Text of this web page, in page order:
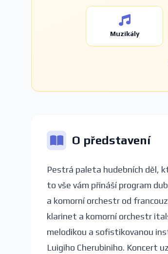
Muzikály
O představení
Pestrá paleta hudebních děl,
to vše vám přináší program
a komorní orchestr od
klarinet a komorní orchestr
melodikou a sofistikovanou
Luigiho Cherubiniho. Koncert